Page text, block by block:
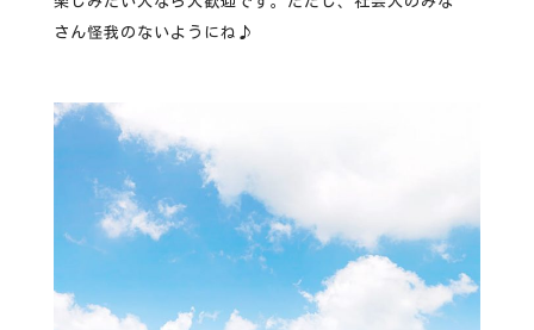
さん怪我のないようにね♪